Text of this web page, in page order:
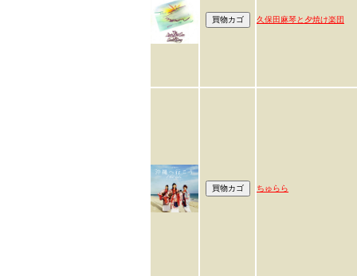
久保田麻琴と夕焼け楽団
ちゅらら